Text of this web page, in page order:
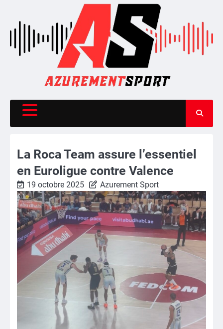
content
La Roca Team assure l’essentiel
en Euroligue contre Valence
19 octobre 2025 Azurement Sport